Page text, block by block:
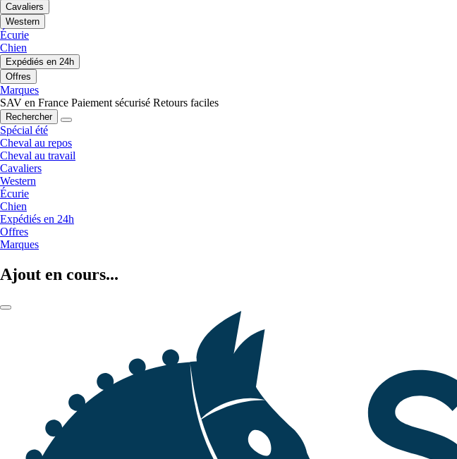
Cavaliers
Western
Écurie
Chien
Expédiés en 24h
Offres
Marques
SAV en France Paiement sécurisé Retours faciles
Rechercher
Spécial été
Cheval au repos
Cheval au travail
Cavaliers
Western
Écurie
Chien
Expédiés en 24h
Offres
Marques
Ajout en cours...